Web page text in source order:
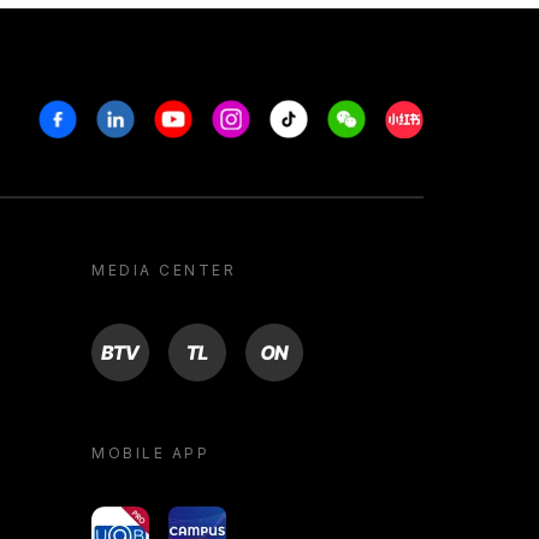
FacebookLinkedinYoutubeInstagram
Tiktok WeechatXiaohongshu/
MEDIA CENTER
BTV TL ON
MOBILE APP
yoU@B Campus VR